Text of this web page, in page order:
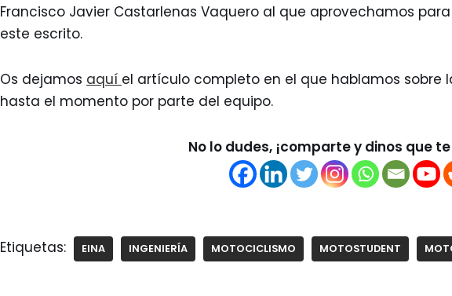
Francisco Javier Castarlenas Vaquero al que aprovechamos
este escrito.
Os dejamos aquí el artículo completo en el que hablamos
hasta el momento por parte del equipo.
No lo dudes, ¡comparte y dinos que
Etiquetas: EINA INGENIERÍA MOTOCICLISMO MOTOSTUDENT